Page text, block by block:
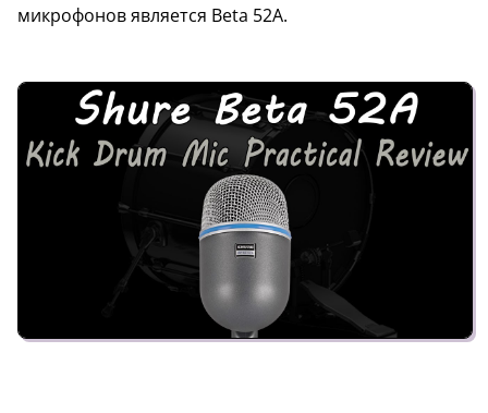
микрофонов является Beta 52A.